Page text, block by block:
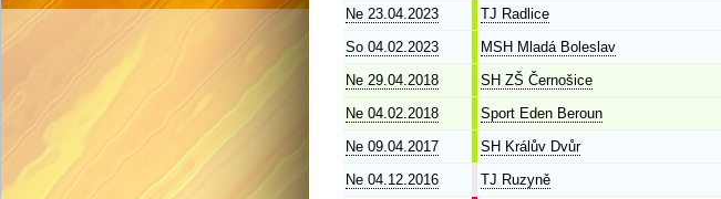
Ne 23.04.2023 TJ Radlice
So 04.02.2023 MSH Mladá Boleslav
Ne 29.04.2018 SH ZŠ Černošice
Ne 04.02.2018 Sport Eden Beroun
Ne 09.04.2017 SH Králův Dvůr
Ne 04.12.2016 TJ Ruzyně